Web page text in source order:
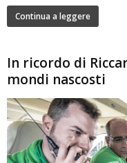
Continua a leggere
In ricordo di
mondi nascosti